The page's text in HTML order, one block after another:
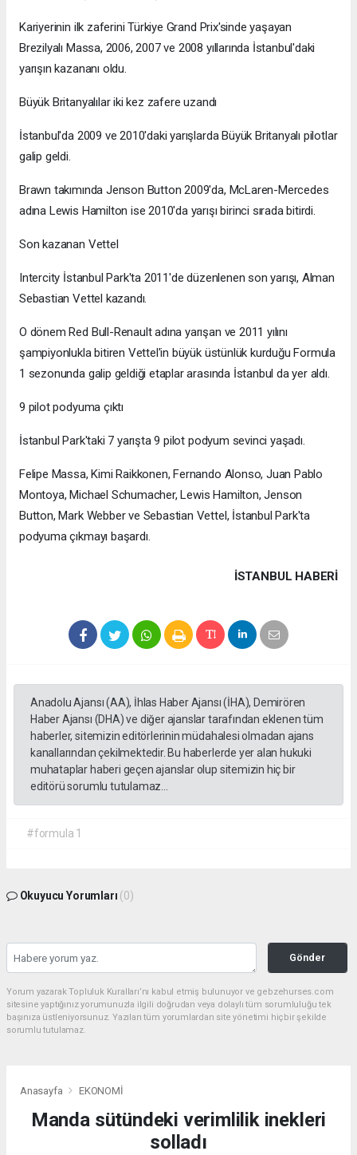
Kariyerinin ilk zaferini Türkiye Grand Prix'sinde yaşayan
Brezilyalı Massa, 2006, 2007 ve 2008 yıllarında İstanbul'daki
yarışın kazananı oldu.
Büyük Britanyalılar iki kez zafere uzandı
İstanbul'da 2009 ve 2010'daki yarışlarda Büyük Britanyalı pilotlar
galip geldi.
Brawn takımında Jenson Button 2009'da, McLaren-Mercedes
adına Lewis Hamilton ise 2010'da yarışı birinci sırada bitirdi.
Son kazanan Vettel
Intercity İstanbul Park'ta 2011'de düzenlenen son yarışı, Alman
Sebastian Vettel kazandı.
O dönem Red Bull-Renault adına yarışan ve 2011 yılını
şampiyonlukla bitiren Vettel'in büyük üstünlük kurduğu Formula
1 sezonunda galip geldiği etaplar arasında İstanbul da yer aldı.
9 pilot podyuma çıktı
İstanbul Park'taki 7 yarışta 9 pilot podyum sevinci yaşadı.
Felipe Massa, Kimi Raikkonen, Fernando Alonso, Juan Pablo
Montoya, Michael Schumacher, Lewis Hamilton, Jenson
Button, Mark Webber ve Sebastian Vettel, İstanbul Park'ta
podyuma çıkmayı başardı.
İSTANBUL HABERİ
Anadolu Ajansı (AA), İhlas Haber Ajansı (İHA), Demirören
Haber Ajansı (DHA) ve diğer ajanslar tarafından eklenen tüm
haberler, sitemizin editörlerinin müdahalesi olmadan ajans
kanallarından çekilmektedir. Bu haberlerde yer alan hukuki
muhataplar haberi geçen ajanslar olup sitemizin hiç bir
editörü sorumlu tutulamaz...
#formula 1
Okuyucu Yorumları (0)
Gönder
Yorum yazarak Topluluk Kuralları’nı kabul etmiş bulunuyor ve gebzehurses.com
sitesine yaptığınız yorumunuzla ilgili doğrudan veya dolaylı tüm sorumluluğu tek
başınıza üstleniyorsunuz. Yazılan tüm yorumlardan site yönetimi hiçbir şekilde
sorumlu tutulamaz.
Anasayfa EKONOMİ
Manda sütündeki verimlilik inekleri
solladı